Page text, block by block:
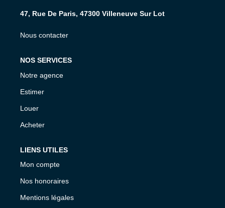
47, Rue De Paris, 47300 Villeneuve Sur Lot
Nous contacter
NOS SERVICES
Notre agence
Estimer
Louer
Acheter
LIENS UTILES
Mon compte
Nos honoraires
Mentions légales